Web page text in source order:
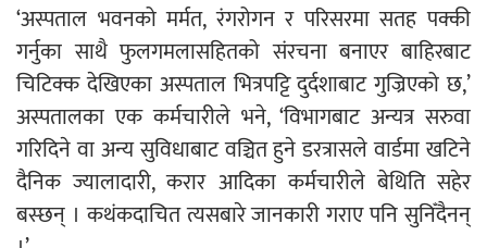
‘अस्पताल भवनको मर्मत, रंगरोगन र परिसरमा सतह पक्की
गर्नुका साथै फुलगमलासहितको संरचना बनाएर बाहिरबाट
चिटिक्क देखिएका अस्पताल भित्रपट्टि दुर्दशाबाट गुज्रिएको छ,’
अस्पतालका एक कर्मचारीले भने, ‘विभागबाट अन्यत्र सरुवा
गरिदिने वा अन्य सुविधाबाट वञ्चित हुने डरत्रासले वार्डमा खटिने
दैनिक ज्यालादारी, करार आदिका कर्मचारीले बेथिति सहेर
बस्छन् । कथंकदाचित त्यसबारे जानकारी गराए पनि सुनिँदैनन्